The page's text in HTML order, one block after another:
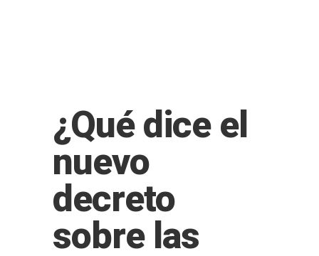
¿Qué dice el
nuevo
decreto
sobre las